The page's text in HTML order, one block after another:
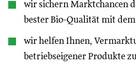
wir sichern Marktchancen
bester Bio-Qualität mit dem
wir helfen Ihnen,
betriebseigener Produkte